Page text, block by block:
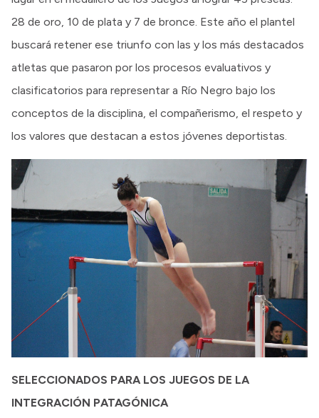
28 de oro, 10 de plata y 7 de bronce. Este año el plantel
buscará retener ese triunfo con las y los más destacados
atletas que pasaron por los procesos evaluativos y
clasificatorios para representar a Río Negro bajo los
conceptos de la disciplina, el compañerismo, el respeto y
los valores que destacan a estos jóvenes deportistas.
SELECCIONADOS PARA LOS JUEGOS DE LA
INTEGRACIÓN PATAGÓNICA